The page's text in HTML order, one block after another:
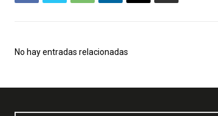
No hay entradas relacionadas